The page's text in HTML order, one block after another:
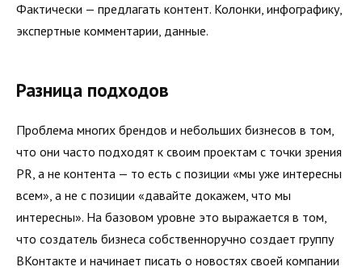
Фактически — предлагать контент. Колонки, инфографику,
экспертные комментарии, данные.
Разница подходов
Проблема многих брендов и небольших бизнесов в том,
что они часто подходят к своим проектам с точки зрения
PR, а не контента — то есть с позиции «мы уже интересны
всем», а не с позиции «давайте докажем, что мы
интересны». На базовом уровне это выражается в том,
что создатель бизнеса собственноручно создает группу
ВКонтакте и начинает писать о новостях своей компании